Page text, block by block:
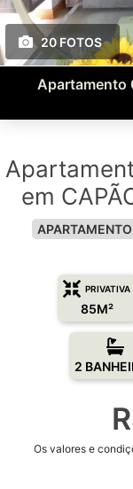
20 FOTOS
Apartamento
em
PRIVATIVA
85M²
2
Os valores e